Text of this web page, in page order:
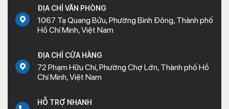
ĐỊA CHỈ VĂN PHÒNG
1067 Tạ Quang Bửu, Phường Bình Đông, Thành phố
Hồ Chí Minh, Việt Nam
ĐỊA CHỈ CỬA HÀNG
72 Phạm Hữu Chí, Phường Chợ Lớn, Thành phố Hồ
Chí Minh, Việt Nam
HỖ TRỢ NHANH